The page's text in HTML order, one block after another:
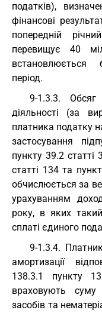
податків),
фінансові
попередній
перевищує 40
встановлюється
період.
9-1.3.3. Обсяг
діяльності (за
платника податку
застосування
пункту 39.2 статті
статті 134 та
обчислюється за
урахуванням
року, в яких
сплаті єдиного
9-1.3.4.
амортизації
138.3.1 пункту
враховують суму
засобів та